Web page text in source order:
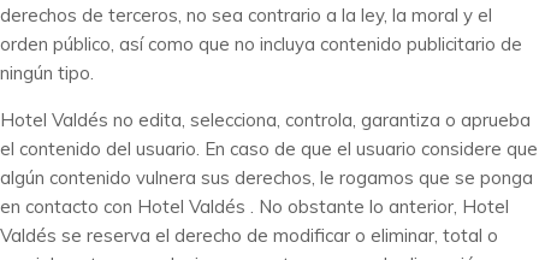
derechos de terceros, no sea contrario a la ley, la moral y el
orden público, así como que no incluya contenido publicitario de
ningún tipo.
Hotel Valdés no edita, selecciona, controla, garantiza o aprueba
el contenido del usuario. En caso de que el usuario considere que
algún contenido vulnera sus derechos, le rogamos que se ponga
en contacto con Hotel Valdés . No obstante lo anterior, Hotel
Valdés se reserva el derecho de modificar o eliminar, total o